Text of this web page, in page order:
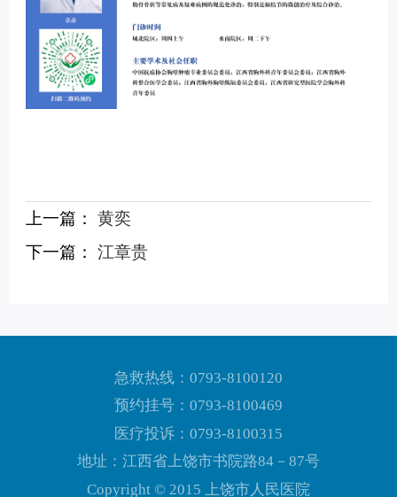
上一篇：
黄奕
下一篇：
江章贵
急救热线：0793-8100120
预约挂号：0793-8100469
医疗投诉：0793-8100315
地址：江西省上饶市书院路84－87号
Copyright © 2015 上饶市人民医院